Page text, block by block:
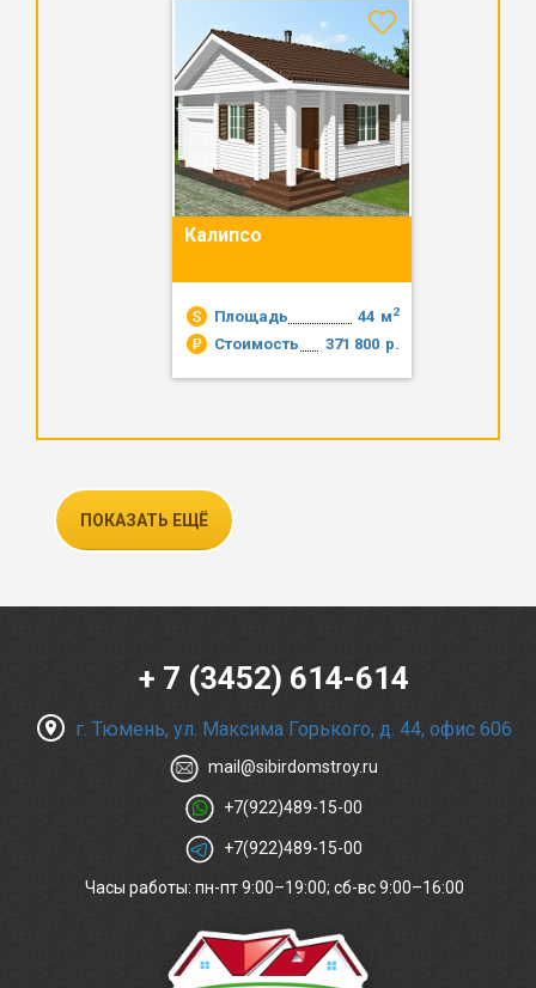
Калипсо
Площадь м2
44
Стоимость
р.
371 800
ПОКАЗАТЬ ЕЩЁ
+ 7 (3452) 614-614
г. Тюмень, ул. Максима Горького, д. 44, офис 606
mail@sibirdomstroy.ru
+7(922)489-15-00
+7(922)489-15-00
Часы работы: пн-пт 9:00–19:00; сб-вс 9:00–16:00